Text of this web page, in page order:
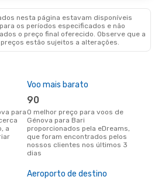
nesta página estavam disponíveis
os períodos especificados e não
o preço final oferecido. Observe que a
estão sujeitos a alterações.
a
Voo mais barato
90
O melhor preço para voos de
Génova para Bari
proporcionados pela eDreams,
que foram encontrados pelos
nossos clientes nos últimos 3
dias
Aeroporto de destino